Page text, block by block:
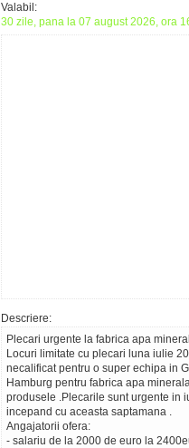
Valabil:
30 zile, pana la 07 august 2026, ora
Descriere:
Plecari urgente la fabrica apa
Locuri limitate cu plecari luna iulie
necalificat pentru o super echipa in
Hamburg pentru fabrica apa
produsele .Plecarile sunt urgente in
incepand cu aceasta saptamana .
Angajatorii ofera:
- salariu de la 2000 de euro la